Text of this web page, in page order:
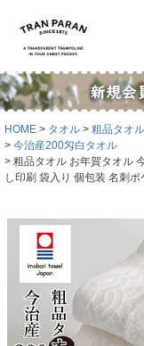
HOME タオル
粗品タオ
今治産200匁白タオル
粗品タオル お年賀タオル
し印刷 袋入り 個包装 名刺ポ